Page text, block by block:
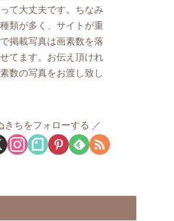
て大丈夫です。ちなみ
類が多く、サイトが重
掲載写真は画素数を落
てます。お伝え頂けれ
数の写真をお渡し致し
きちをフォローする